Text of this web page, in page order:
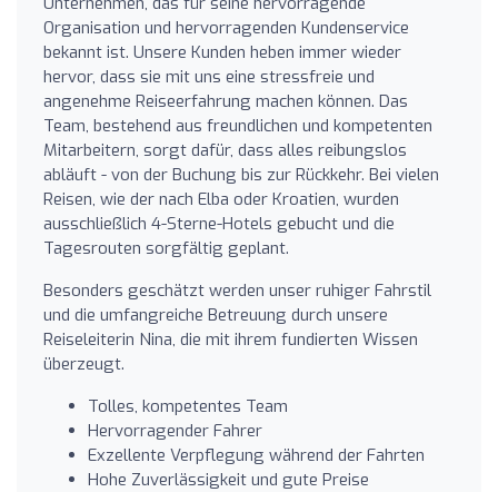
Organisation und hervorragenden Kundenservice
bekannt ist. Unsere Kunden heben immer wieder
hervor, dass sie mit uns eine stressfreie und
angenehme Reiseerfahrung machen können. Das
Team, bestehend aus freundlichen und kompetenten
Mitarbeitern, sorgt dafür, dass alles reibungslos
abläuft - von der Buchung bis zur Rückkehr. Bei vielen
Reisen, wie der nach Elba oder Kroatien, wurden
ausschließlich 4-Sterne-Hotels gebucht und die
Tagesrouten sorgfältig geplant.
Besonders geschätzt werden unser ruhiger Fahrstil
und die umfangreiche Betreuung durch unsere
Reiseleiterin Nina, die mit ihrem fundierten Wissen
überzeugt.
Tolles, kompetentes Team
Hervorragender Fahrer
Exzellente Verpflegung während der Fahrten
Hohe Zuverlässigkeit und gute Preise